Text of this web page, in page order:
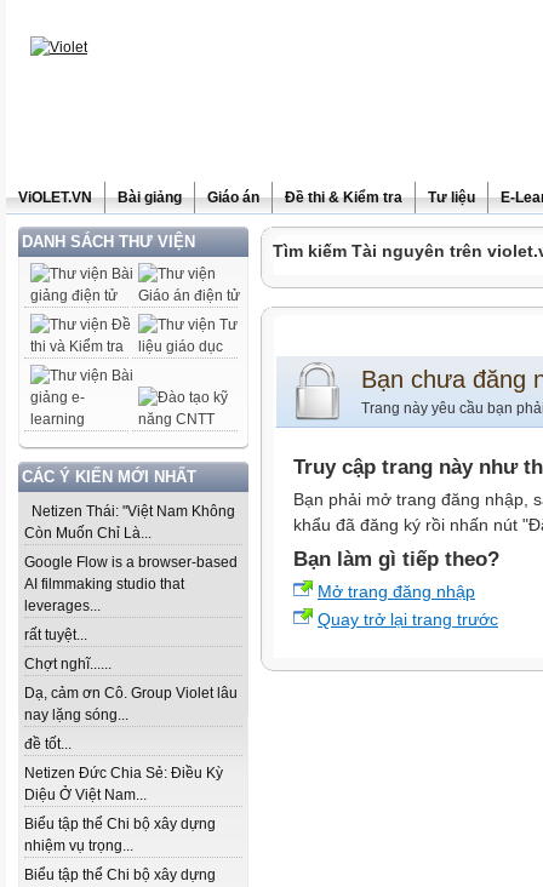
ViOLET.VN Bài giảng Giáo án Đề thi & Kiểm tra Tư liệu E-
DANH SÁCH THƯ VIỆN
CÁC Ý KIẾN MỚI NHẤT
Netizen Thái: "Việt Nam Không
Còn Muốn Chỉ Là...
Google Flow is a browser-based
AI filmmaking studio that
leverages...
rất tuyệt...
Chợt nghĩ......
Dạ, cảm ơn Cô. Group Violet lâu
nay lặng sóng...
đề tốt...
Netizen Đức Chia Sẻ: Điều Kỳ
Diệu Ở Việt Nam...
Biểu tập thể Chi bộ xây dựng
nhiệm vụ trọng...
Biểu tập thể Chi bộ xây dựng
Tìm kiếm Tài nguyên trên
Bạn chưa đăng
Trang này yêu cầu bạn
Truy cập trang này như
Bạn phải mở trang đăng nhập,
khẩu đã đăng ký rồi nhấn nút
Bạn làm gì tiếp theo?
Mở trang đăng nhập
Quay trở lại trang trước